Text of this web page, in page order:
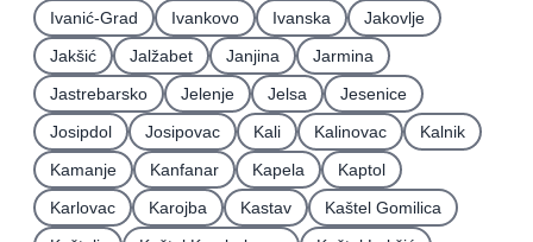
Ivanić-Grad Ivankovo Ivanska
Jakovlje
Jakšić
Jalžabet Janjina
Jarmina
Jastrebarsko
Jelenje Jelsa
Jesenice
Josipdol
Josipovac Kali Kalinovac
Kalnik
Kamanje
Kanfanar Kapela
Kaptol
Karlovac
Karojba Kastav
Kaštel Gomilica